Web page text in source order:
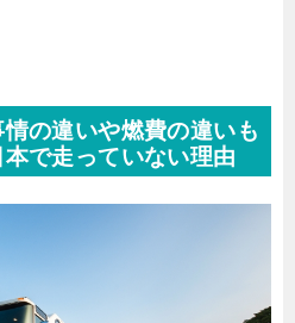
の違いや燃費の違いも
で走っていない理由